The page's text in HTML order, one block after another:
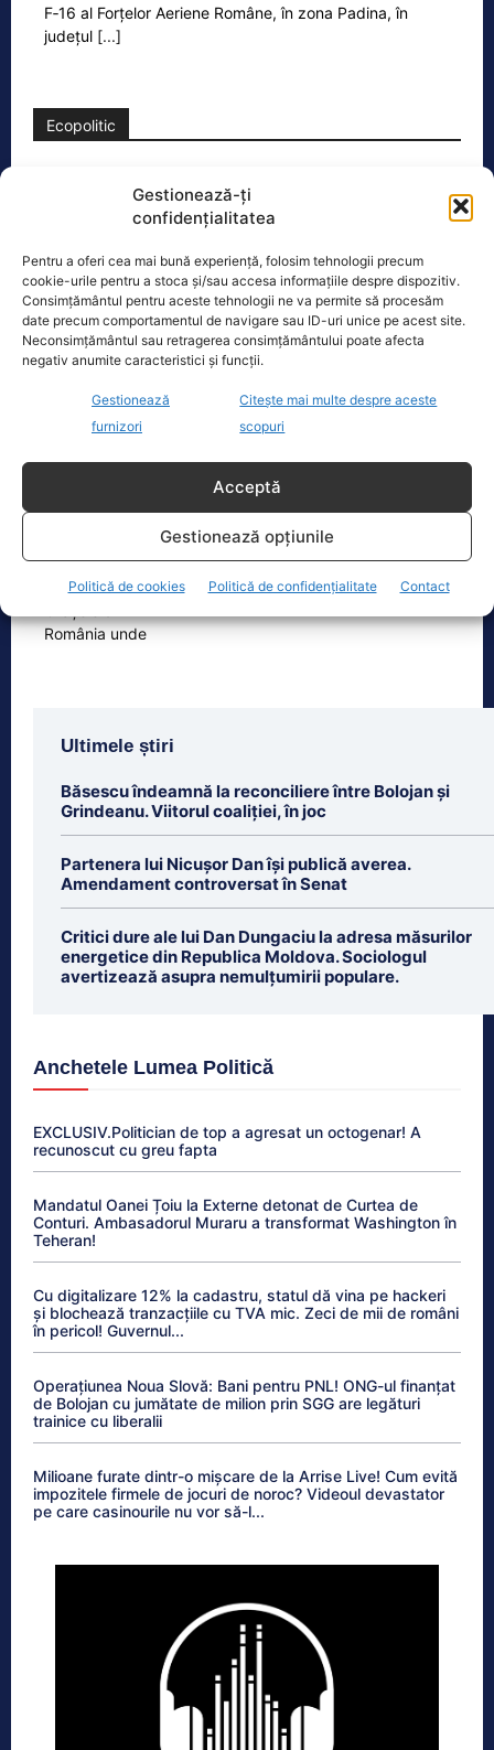
Gestionează-ți
confidențialitatea
Pentru a oferi cea mai bună experiență, folosim tehnologii precum
cookie-urile pentru a stoca și/sau accesa informațiile despre dispozitiv.
Consimțământul pentru aceste tehnologii ne va permite să procesăm
date precum comportamentul de navigare sau ID-uri unice pe acest site.
Neconsimțământul sau retragerea consimțământului poate afecta
negativ anumite caracteristici și funcții.
Gestionează
furnizori
Citește mai multe despre aceste
scopuri
Acceptă
Gestionează opțiunile
Politică de cookies Politică de confidențialitate Contact
F‑16 al Forțelor Aeriene Române, în zona Padina, în
județul [...]
Ecopolitic
interesul să blocheze formarea unui…
Ion Cristoiu a lansat, miercuri seară, în
direct la Realitatea PLUS, un atac dur
la adresa lui Ilie Bolojan și[...]
Oficiul de Știri
Eclipsa de soare, 12 august 2026. Orașele din România
Eclipsa de soare din 12 august 2026
este unul dintre cele mai importante
evenimente astronomice ale anului,
Ultimele știri
Băsescu îndeamnă la reconciliere între Bolojan și
Grindeanu. Viitorul coaliției, în joc
Partenera lui Nicușor Dan își publică averea.
Amendament controversat în Senat
Critici dure ale lui Dan Dungaciu la adresa măsurilor
energetice din Republica Moldova. Sociologul
avertizează asupra nemulțumirii populare.
Anchetele Lumea Politică
EXCLUSIV.Politician de top a agresat un octogenar! A
recunoscut cu greu fapta
Mandatul Oanei Țoiu la Externe detonat de Curtea de
Conturi. Ambasadorul Muraru a transformat Washington în
Teheran!
Cu digitalizare 12% la cadastru, statul dă vina pe hackeri
și blochează tranzacțiile cu TVA mic. Zeci de mii de români
în pericol! Guvernul...
Operațiunea Noua Slovă: Bani pentru PNL! ONG-ul finanțat
de Bolojan cu jumătate de milion prin SGG are legături
trainice cu liberalii
Milioane furate dintr-o mișcare de la Arrise Live! Cum evită
impozitele firmele de jocuri de noroc? Videoul devastator
pe care casinourile nu vor să-l...